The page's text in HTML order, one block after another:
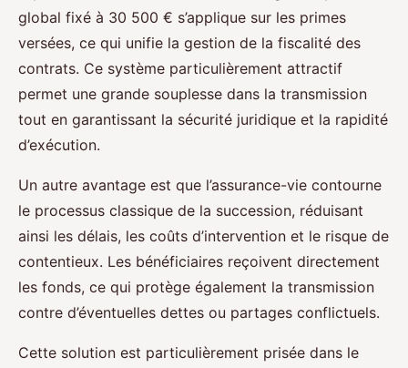
global fixé à 30 500 € s’applique sur les primes
versées, ce qui unifie la gestion de la fiscalité des
contrats. Ce système particulièrement attractif
permet une grande souplesse dans la transmission
tout en garantissant la sécurité juridique et la rapidité
d’exécution.
Un autre avantage est que l’assurance-vie contourne
le processus classique de la succession, réduisant
ainsi les délais, les coûts d’intervention et le risque de
contentieux. Les bénéficiaires reçoivent directement
les fonds, ce qui protège également la transmission
contre d’éventuelles dettes ou partages conflictuels.
Cette solution est particulièrement prisée dans le